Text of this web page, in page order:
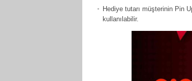
Hediye tutarı müşterinin Pin
kullanılabilir.